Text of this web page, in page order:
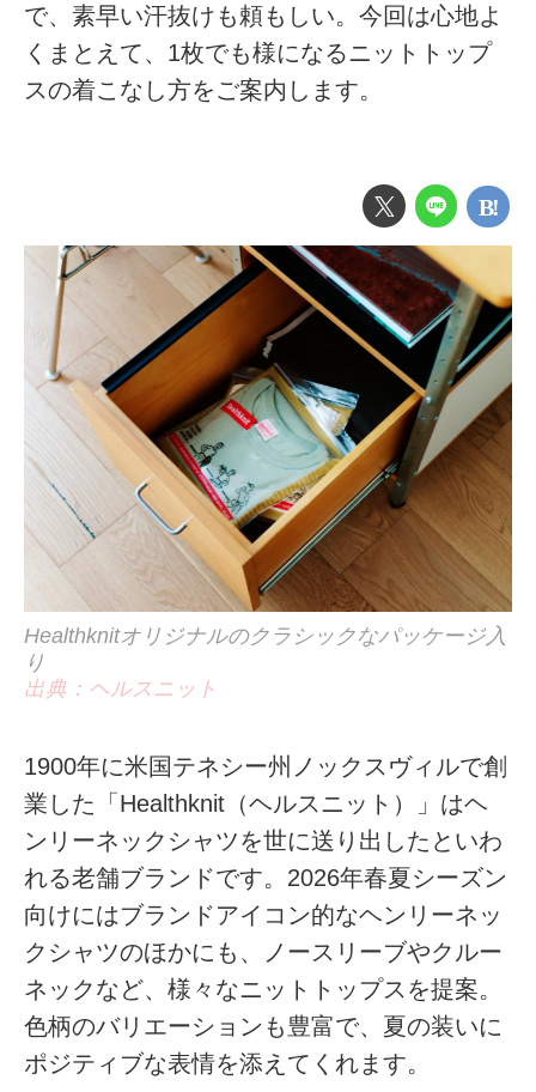
で、素早い汗抜けも頼もしい。今回は心地よ
くまとえて、1枚でも様になるニットトップ
スの着こなし方をご案内します。
Healthknitオリジナルのクラシックなパッケージ入
り
出典：ヘルスニット
1900年に米国テネシー州ノックスヴィルで創
業した「Healthknit（ヘルスニット）」はヘ
ンリーネックシャツを世に送り出したといわ
れる老舗ブランドです。2026年春夏シーズン
向けにはブランドアイコン的なヘンリーネッ
クシャツのほかにも、ノースリーブやクルー
ネックなど、様々なニットトップスを提案。
色柄のバリエーションも豊富で、夏の装いに
ポジティブな表情を添えてくれます。